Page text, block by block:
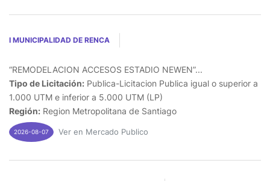
I MUNICIPALIDAD DE RENCA
“REMODELACION ACCESOS ESTADIO NEWEN”...
Tipo de Licitación: Publica-Licitacion Publica igual o superior a
1.000 UTM e inferior a 5.000 UTM (LP)
Región: Region Metropolitana de Santiago
2026-08-07 Ver en Mercado Publico